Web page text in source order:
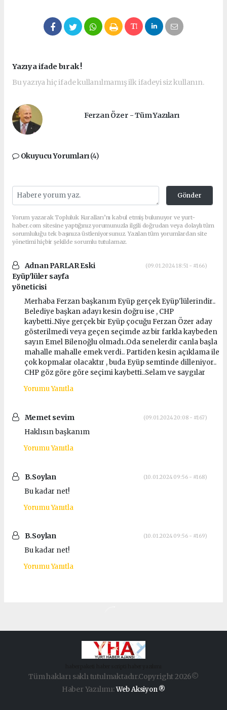
Yazıya ifade bırak !
Bu yazıya hiç ifade kullanılmamış ilk ifadeyi siz kullanın.
Ferzan Özer - Tüm Yazıları
Okuyucu Yorumları(4)
Gönder
Yorum yazarak Topluluk Kuralları’nı kabul etmiş bulunuyor ve yurt-
haber.com sitesine yaptığınız yorumunuzla ilgili doğrudan veya dolaylı tüm
sorumluluğu tek başınıza üstleniyorsunuz. Yazılan tüm yorumlardan site
yönetimi hiçbir şekilde sorumlu tutulamaz.
Adnan PARLAR Eski
Eyüp'lüler sayfa
yöneticisi
(09.01.2024 18:51 - #166)
Merhaba Ferzan başkanım Eyüp gerçek Eyüp'lülerindir..
Belediye başkan adayı kesin doğru ise , CHP
kaybetti..Niye gerçek bir Eyüp çocuğu Ferzan Özer aday
gösterilmedi veya geçen seçimde az bir farkla kaybeden
sayın Emel Bilenoğlu olmadı..Oda senelerdir canla başla
mahalle mahalle emek verdi.. Partiden kesin açıklama ile
çok kopmalar olacaktır , buda Eyüp semtinde dilleniyor..
CHP göz göre göre seçimi kaybetti..Selam ve saygılar
Yorumu Yanıtla
Memet sevim (09.01.2024 20:08 - #167)
Haklısın başkanım
Yorumu Yanıtla
B.Soylan (10.01.2024 09:56 - #168)
Bu kadar net!
Yorumu Yanıtla
B.Soylan (10.01.2024 09:56 - #169)
Bu kadar net!
Yorumu Yanıtla
Tüm hakları saklı tutulmaktadır.Copyright 2026©
Haber Yazılımı:Web Aksiyon ®